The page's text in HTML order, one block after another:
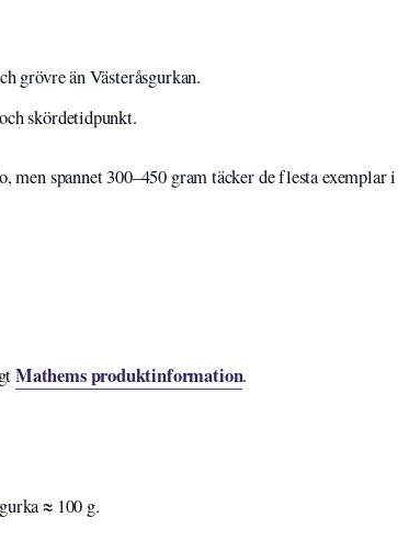
grövre än Västeråsgurkan.
skördetidpunkt.
spannet 300–450 gram täcker de flesta exemplar i
Mathems produktinformation.
≈ 100 g.